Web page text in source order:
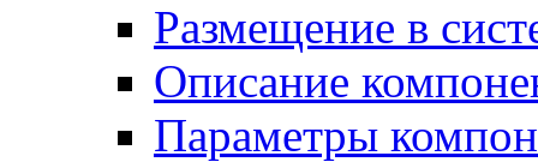
Размещение в
Описание
Параметры